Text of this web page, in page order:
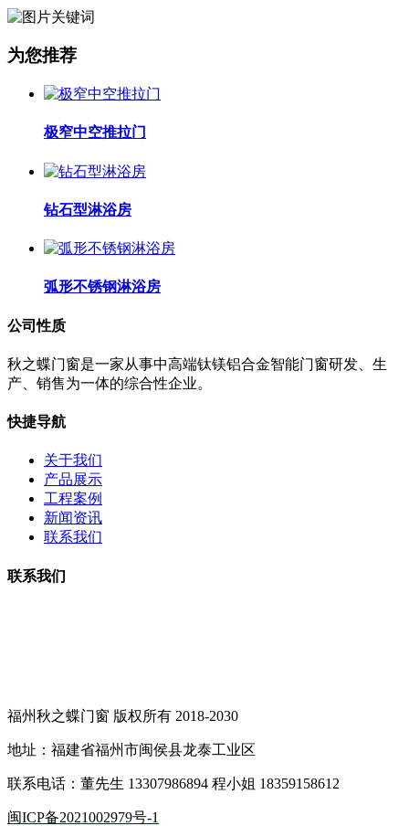
为您推荐
极窄中空推拉门
钻石型淋浴房
弧形不锈钢淋浴房
公司性质
秋之蝶门窗是一家从事中高端钛镁铝合金智能门窗研发、生
产、销售为一体的综合性企业。
快捷导航
关于我们
产品展示
工程案例
新闻资讯
联系我们
联系我们
福州秋之蝶门窗 版权所有 2018-2030
地址：福建省福州市闽侯县龙泰工业区
联系电话：董先生 13307986894 程小姐 18359158612
闽ICP备2021002979号-1